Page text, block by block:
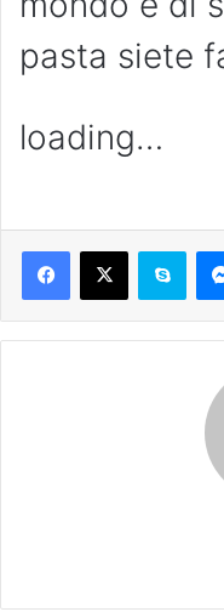
pasta siete
loading…